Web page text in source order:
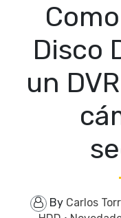
Disco
un
By Carlos